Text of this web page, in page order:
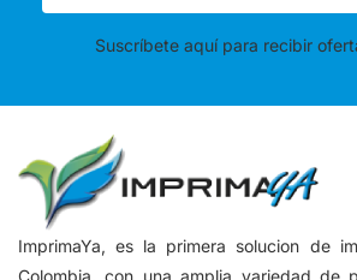
Suscríbete aquí para recibir
ImprimaYa, es la primera solucion de
Colombia, con una amplia variedad de